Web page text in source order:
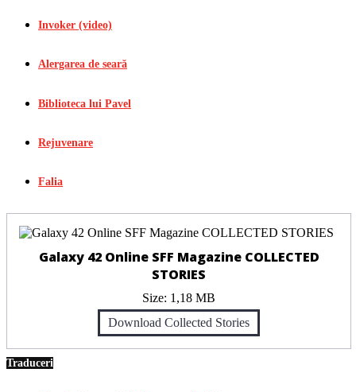
Invoker (video)
Alergarea de seară
Biblioteca lui Pavel
Rejuvenare
Falia
Galaxy 42 Online SFF Magazine COLLECTED
STORIES
Size: 1,18 MB
Download Collected Stories
Traduceri